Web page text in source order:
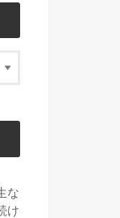
な
け